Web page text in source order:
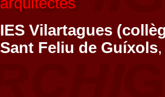
IES Vilartagues
Sant Feliu de Guíxols